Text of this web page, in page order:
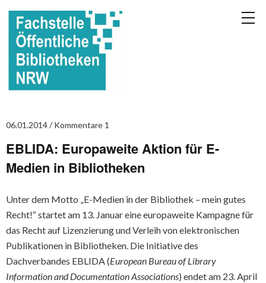
06.01.2014 Kommentare 1
EBLIDA: Europaweite Aktion für E-
Medien in Bibliotheken
Unter dem Motto „E-Medien in der Bibliothek – mein gutes
Recht!“ startet am 13. Januar eine europaweite Kampagne für
das Recht auf Lizenzierung und Verleih von elektronischen
Publikationen in Bi­bliotheken. Die Initiative des
Dachverbandes EBLIDA (European Bureau of Library
Information and Documentation Associations) endet am 23. April